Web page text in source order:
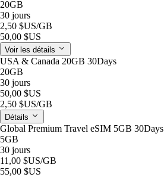
20GB
30 jours
2,50 $US/GB
50,00 $US
Voir les détails
USA & Canada 20GB 30Days
20GB
30 jours
50,00 $US
2,50 $US/GB
Détails
Global Premium Travel eSIM 5GB 30Days
5GB
30 jours
11,00 $US/GB
55,00 $US